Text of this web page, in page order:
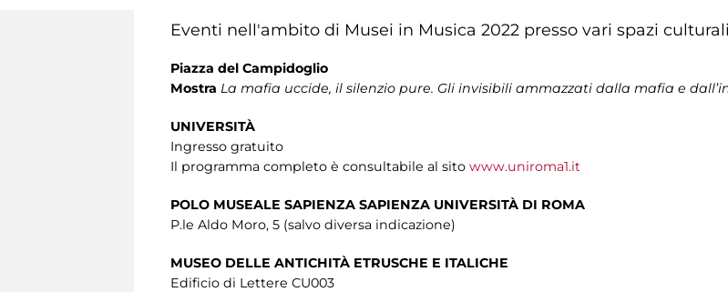
Eventi nell'ambito di Musei in Musica 2022 presso vari spazi
Piazza del Campidoglio
Mostra La mafia uccide, il silenzio pure. Gli invisibili ammazzati dalla mafia e
UNIVERSITÀ
Ingresso gratuito
Il programma completo è consultabile al sito www.uniroma1.it
POLO MUSEALE SAPIENZA SAPIENZA UNIVERSITÀ DI ROMA
P.le Aldo Moro, 5 (salvo diversa indicazione)
MUSEO DELLE ANTICHITÀ ETRUSCHE E ITALICHE
Edificio di Lettere CU003